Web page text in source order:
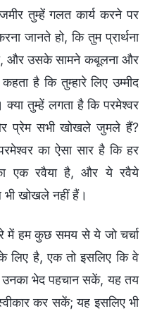
तुम्हें गलत कार्य करने पर
जानते हो, कि तुम प्रार्थना
और उसके सामने कबूलना और
है कि तुम्हारे लिए उम्मीद
क्या तुम्हें लगता है कि परमेश्वर
प्रेम सभी खोखले जुमले हैं?
का ऐसा सार है कि हर
एक रवैया है, और ये रवैये
भी खोखले नहीं हैं।
में हम कुछ समय से ये जो चर्चा
है, एक तो इसलिए कि वे
उनका भेद पहचान सकें, यह तय
कर सकें; यह इसलिए भी